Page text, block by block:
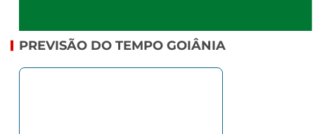
PREVISÃO DO TEMPO GOIÂNIA